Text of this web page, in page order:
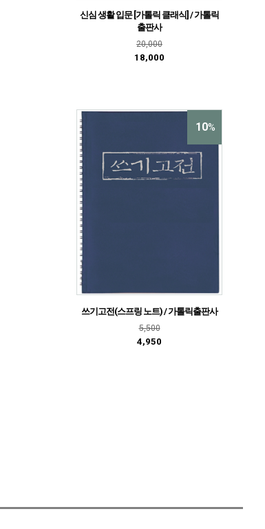
신심 생활 입문 [가톨릭 클래식] / 가톨릭
출판사
20,000
18,000
10%
쓰기고전(스프링 노트) / 가톨릭출판사
5,500
4,950